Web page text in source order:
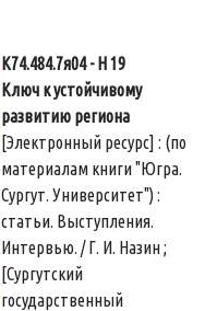
К74.484.7я04 - Н 19
Ключ к устойчивому
развитию региона
[Электронный ресурс] : (по
материалам книги "Югра.
Сургут. Университет") :
статьи. Выступления.
Интервью. / Г. И. Назин ;
[Сургутский
государственный